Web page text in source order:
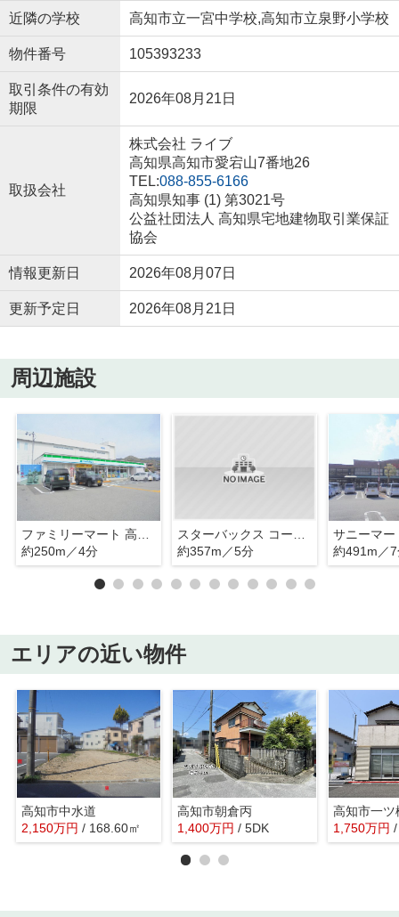
近隣の学校 高知市立一宮中学校,高知市立泉野小学校
物件番号 105393233
取引条件の有効
期限
2026年08月21日
取扱会社
株式会社 ライブ
高知県高知市愛宕山7番地26
TEL:088-855-6166
高知県知事 (1) 第3021号
公益社団法人 高知県宅地建物取引業保証
協会
情報更新日 2026年08月07日
更新予定日 2026年08月21日
周辺施設
ファミリーマート 高知インター店
約250m／4分
スターバックス コーヒー 高知あぞの店
約357m／5分
サニーマー
約491m／
エリアの近い物件
高知市中水道
2,150万円 / 168.60㎡
高知市朝倉丙
1,400万円 / 5DK
高知市一ツ
1,750万円